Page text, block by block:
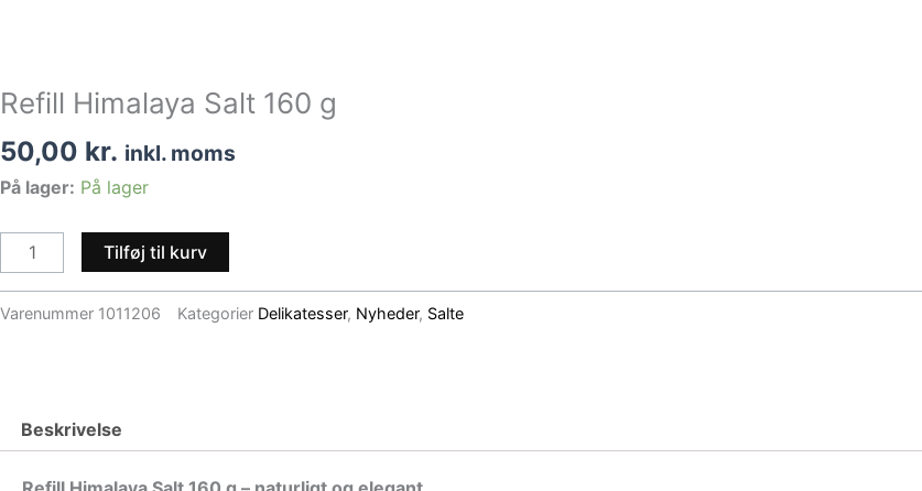
Refill Himalaya Salt 160 g
50,00 kr. inkl. moms
På lager: På lager
Refill
Salt
160
Tilføj til kurv
Varenummer 1011206 Kategorier Delikatesser, Nyheder, Salte
Beskrivelse